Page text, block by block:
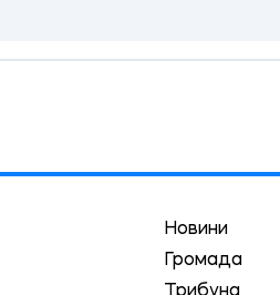
Новини
Громада